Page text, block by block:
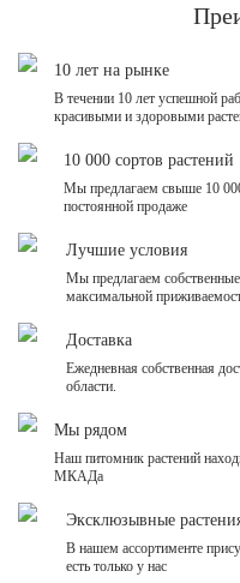
10 лет на рынке
В течении 10 лет успешной
красивыми и здоровыми
10 000 сортов растений
Мы предлагаем свыше 10
постоянной продаже
Лучшие условия
Мы предлагаем
максимальной
Доставка
Ежедневная собственная
области.
Мы рядом
Наш питомник растений
МКАДа
Эксклюзывные
В нашем ассортименте
есть только у нас